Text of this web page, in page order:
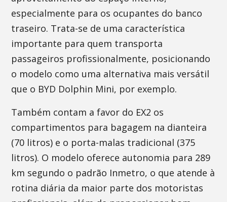
especialmente para os ocupantes do banco
traseiro. Trata-se de uma característica
importante para quem transporta
passageiros profissionalmente, posicionando
o modelo como uma alternativa mais versátil
que o BYD Dolphin Mini, por exemplo.
Também contam a favor do EX2 os
compartimentos para bagagem na dianteira
(70 litros) e o porta-malas tradicional (375
litros). O modelo oferece autonomia para 289
km segundo o padrão Inmetro, o que atende à
rotina diária da maior parte dos motoristas